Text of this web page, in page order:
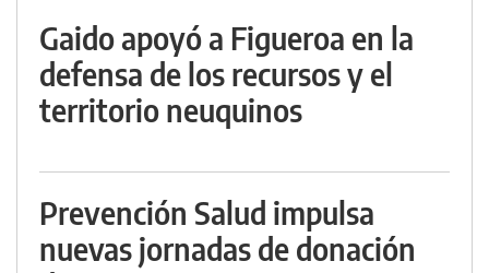
Gaido apoyó a Figueroa en la
defensa de los recursos y el
territorio neuquinos
Prevención Salud impulsa
nuevas jornadas de donación